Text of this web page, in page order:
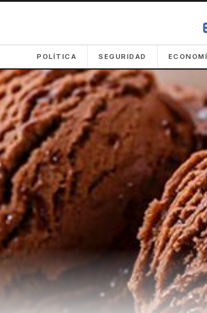
POLÍTICA SEGURIDAD